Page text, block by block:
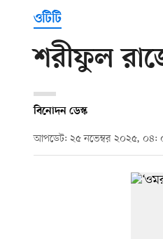
ওটিটি
শরীফুল
বিনোদন ডেস্ক
আপডেট: ২৫ নভেম্বর ২০২৫, ০৪: